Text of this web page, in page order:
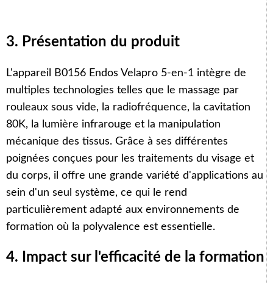
3. Présentation du produit
L'appareil B0156 Endos Velapro 5-en-1 intègre de
multiples technologies telles que le massage par
rouleaux sous vide, la radiofréquence, la cavitation
80K, la lumière infrarouge et la manipulation
mécanique des tissus. Grâce à ses différentes
poignées conçues pour les traitements du visage et
du corps, il offre une grande variété d'applications au
sein d'un seul système, ce qui le rend
particulièrement adapté aux environnements de
formation où la polyvalence est essentielle.
4. Impact sur l'efficacité de la formation